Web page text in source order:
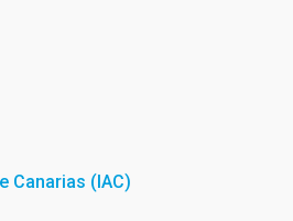
Canarias (IAC)